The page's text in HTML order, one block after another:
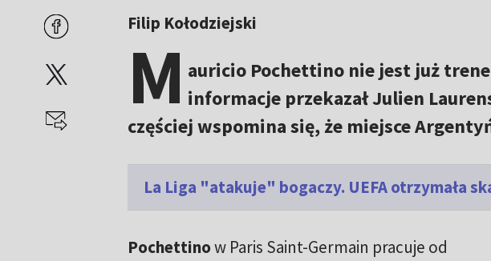
Filip Kołodziejski
M auricio Pochettino nie jest już
informacje przekazał Julien
częściej wspomina się, że miejsce
La Liga "atakuje" bogaczy. UEFA otrzymała
Pochettinow Paris Saint-Germain pracuje od